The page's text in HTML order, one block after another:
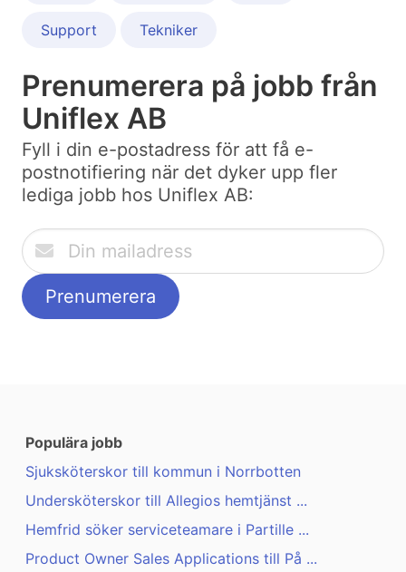
Support Tekniker
Prenumerera på jobb från
Uniflex AB
Fyll i din e-postadress för att få e-
postnotifiering när det dyker upp fler
lediga jobb hos Uniflex AB:
Populära jobb
Sjuksköterskor till kommun i Norrbotten
Undersköterskor till Allegios hemtjänst ...
Hemfrid söker serviceteamare i Partille ...
Product Owner Sales Applications till På ...